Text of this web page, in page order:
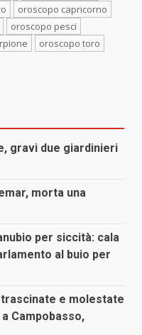
oroscopo capricorno
oroscopo pesci
oroscopo toro
gravi due giardinieri
morta una
per siccità: cala
al buio per
trascinate e molestate
Campobasso,